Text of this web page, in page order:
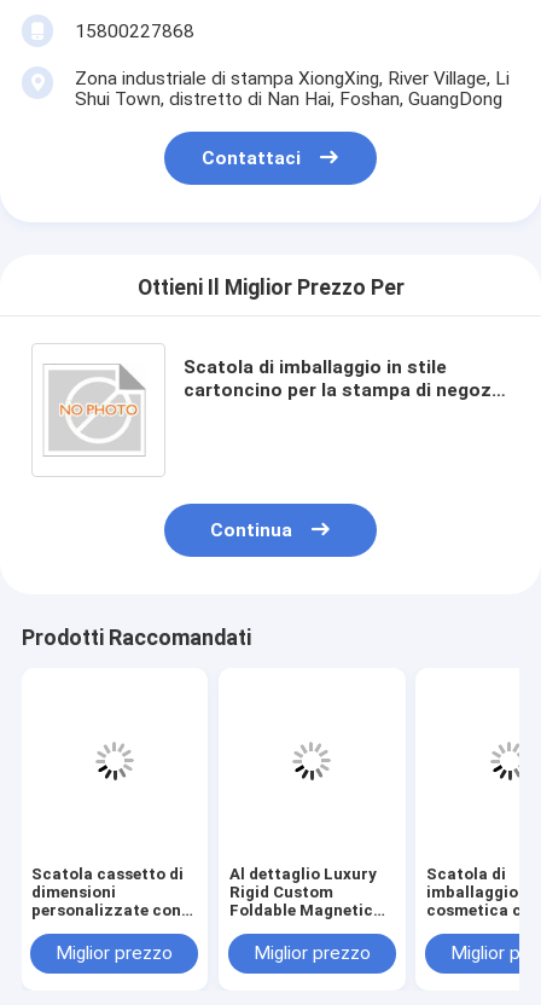
15800227868
Zona industriale di stampa XiongXing, River Village, Li
Shui Town, distretto di Nan Hai, Foshan, GuangDong
Contattaci
Ottieni Il Miglior Prezzo Per
Scatola di imballaggio in stile
cartoncino per la stampa di negozi
Continua
Prodotti Raccomandati
Scatola cassetto di
dimensioni
personalizzate con
goffratura per
packaging
Miglior prezzo
Al dettaglio Luxury
Rigid Custom
Foldable Magnetic
giorni di tempo di
campionamento e
Miglior prezzo
Scatola di
imballaggio
cosmetica
dimensioni
Miglior